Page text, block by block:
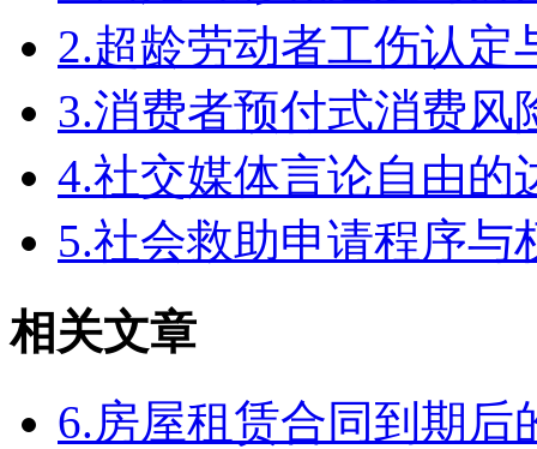
2.超龄劳动者工伤认定
3.消费者预付式消费风
4.社交媒体言论自由
5.社会救助申请程序与
相关文章
6.房屋租赁合同到期后